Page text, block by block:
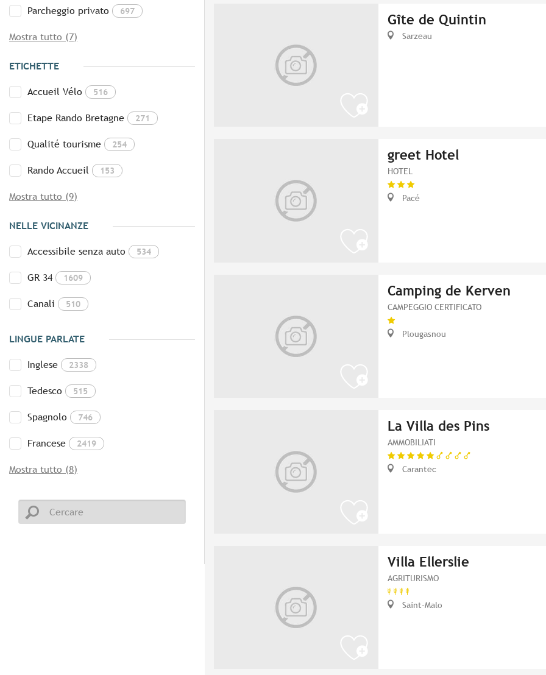
Parcheggio privato 697
Mostra tutto (7)
ETICHETTE
Accueil Vélo 516
Etape Rando Bretagne 271
Qualité tourisme 254
Rando Accueil 153
Mostra tutto (9)
NELLE VICINANZE
Accessibile senza auto 534
GR 34 1609
Canali 510
LINGUE PARLATE
Inglese 2338
Tedesco 515
Spagnolo 746
Francese 2419
Mostra tutto (8)
Gîte de Quintin
Sarzeau
greet Hotel
HOTEL
Pacé
Camping de Kerven
CAMPEGGIO CERTIFICATO
Plougasnou
La Villa des Pins
AMMOBILIATI
Carantec
Villa Ellerslie
AGRITURISMO
Saint-Malo